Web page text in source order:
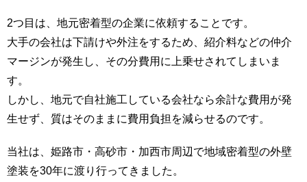
2つ目は、地元密着型の企業に依頼することです。
大手の会社は下請けや外注をするため、紹介料などの仲介
マージンが発生し、その分費用に上乗せされてしまいま
す。
しかし、地元で自社施工している会社なら余計な費用が発
生せず、質はそのままに費用負担を減らせるのです。
当社は、姫路市・高砂市・加西市周辺で地域密着型の外壁
塗装を30年に渡り行ってきました。